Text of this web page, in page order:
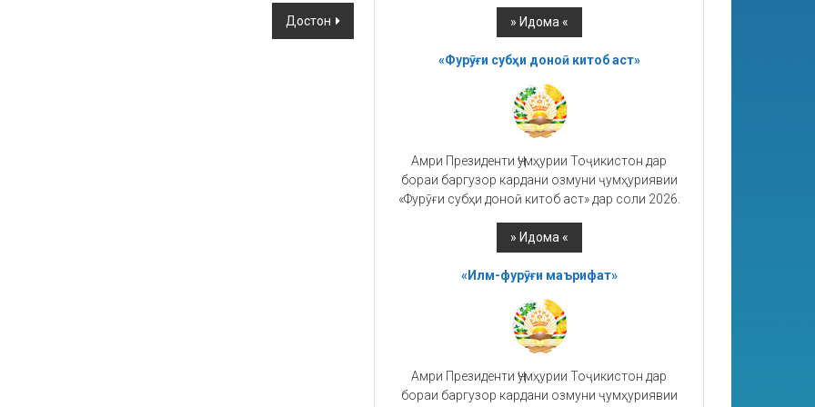
Достон
«Фурӯғи субҳи доноӣ китоб аст»
Амри Президенти Ҷумҳурии Тоҷикистон дар
бораи баргузор кардани озмуни ҷумҳуриявии
«Фурӯғи субҳи доноӣ китоб аст» дар соли 2026.
«Илм-фурӯғи маърифат»
Амри Президенти Ҷумҳурии Тоҷикистон дар
бораи баргузор кардани озмуни ҷумҳуриявии